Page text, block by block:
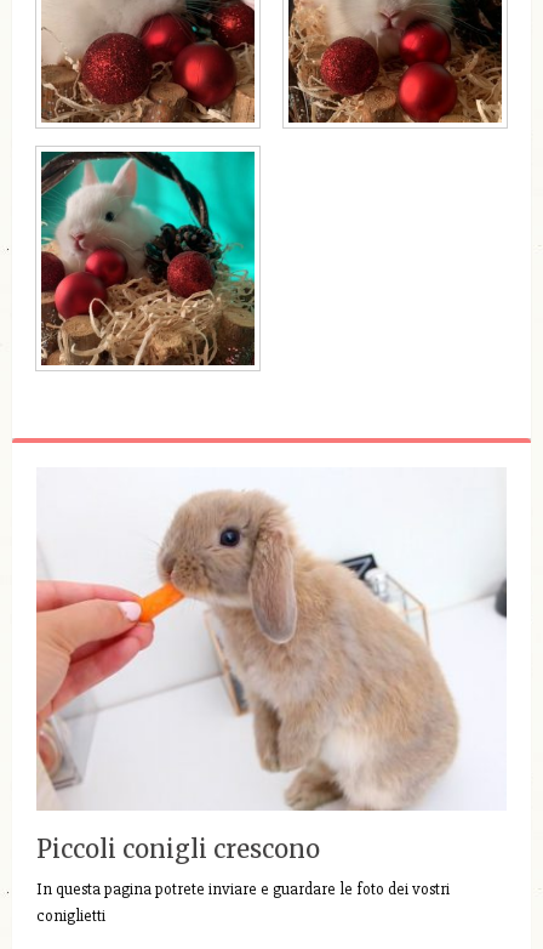
Piccoli conigli crescono
In questa pagina potrete inviare e guardare le foto dei vostri
coniglietti